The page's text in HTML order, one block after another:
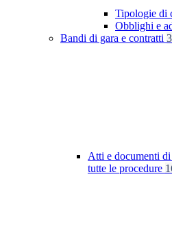
Tipologie di
Obblighi e
Bandi di gara e contratti
Atti e documenti di
tutte le procedure